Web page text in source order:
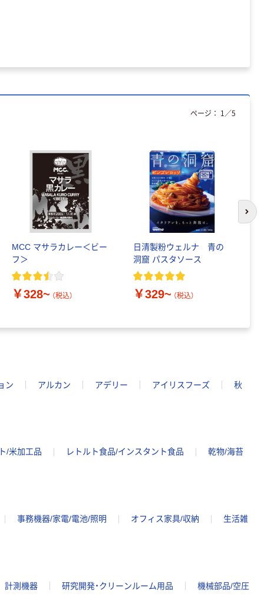
MCC マサラカレー＜ビー
フ＞
￥328~ （税込）
日清製粉ウェルナ 青の
洞窟 パスタソース
￥329~ （税込）
ページ： 1 ／5
次
ン アルカン アデリー アイリスフーズ
秋
/米加工品 レトルト食品/インスタント食品
乾物/海苔
事務機器/家電/電池/照明 オフィス家具/収納
生活雑
計測機器 研究開発・クリーンルーム用品
機械部品/空圧